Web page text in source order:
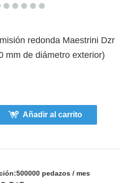
redonda Maestrini Dzr
mm de diámetro exterior)
Añadir al carrito
500000 pedazos / mes